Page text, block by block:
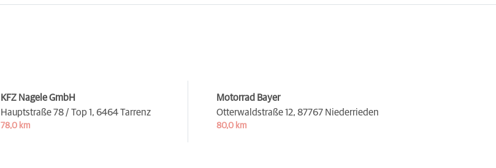
KFZ Nagele GmbH
Hauptstraße 78 / Top 1, 6464 Tarrenz
78,0 km
Motorrad Bayer
Otterwaldstraße 12, 87767 Niederrieden
80,0 km